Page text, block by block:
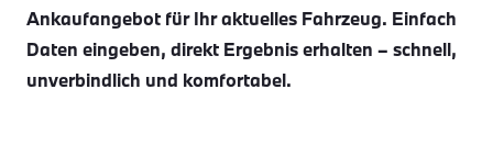
Ankaufangebot für Ihr aktuelles Fahrzeug. Einfach
Daten eingeben, direkt Ergebnis erhalten – schnell,
unverbindlich und komfortabel.